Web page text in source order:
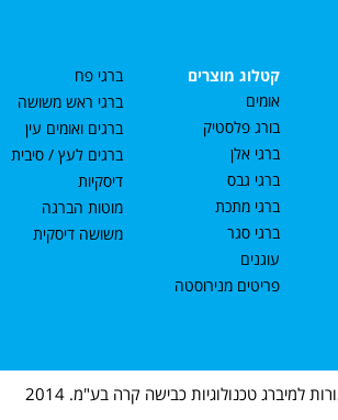
קטלוג מוצרים
אומים
בורג פלסטיק
ברגי אלן
ברגי גבס
ברגי מתכת
ברגי סגר
עוגנים
פריטים מנירוסטה
ברגי פח
ברגי ראש משושה
ברגים ואומים עין
ברגים לעץ / סיבית
דיסקיות
מוטות הברגה
משושה דיסקית
למיברג טכנולוגיות כבישה קרה בע"מ. 2014